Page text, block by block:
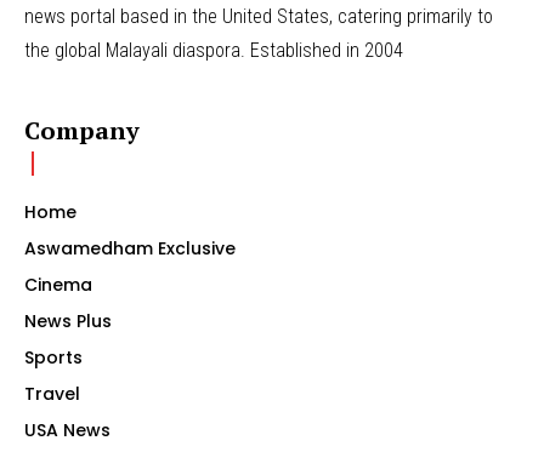
news portal based in the United States, catering primarily to
the global Malayali diaspora. Established in 2004
Company
Home
Aswamedham Exclusive
Cinema
News Plus
Sports
Travel
USA News